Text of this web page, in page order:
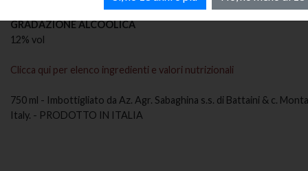
GRADAZIONE ALCOOLICA
12% vol
Clicca qui per elenco ingredienti e valori nutrizionali
750 ml - Imbottigliato da Az. Agr. Sabaghina s.s. di Battaini & c.
Italy. - PRODOTTO IN ITALIA